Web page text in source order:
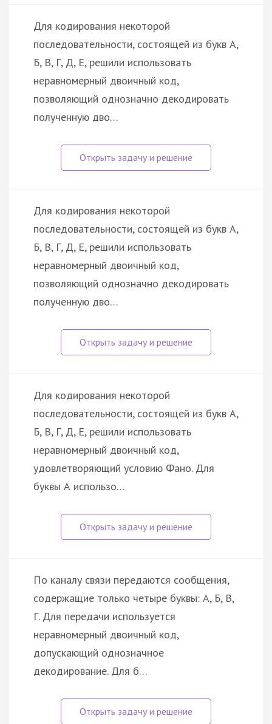
Для кодирования некоторой
последовательности, состоящей из букв А,
Б, В, Г, Д, Е, решили использовать
неравномерный двоичный код,
позволяющий однозначно декодировать
полученную дво…
Для кодирования некоторой
последовательности, состоящей из букв А,
Б, В, Г, Д, Е, решили использовать
неравномерный двоичный код,
позволяющий однозначно декодировать
полученную дво…
Для кодирования некоторой
последовательности, состоящей из букв А,
Б, В, Г, Д, Е, решили использовать
неравномерный двоичный код,
удовлетворяющий условию Фано. Для
буквы А использо…
По каналу связи передаются сообщения,
содержащие только четыре буквы: А, Б, В,
Г. Для передачи используется
неравномерный двоичный код,
допускающий однозначное
декодирование. Для б…